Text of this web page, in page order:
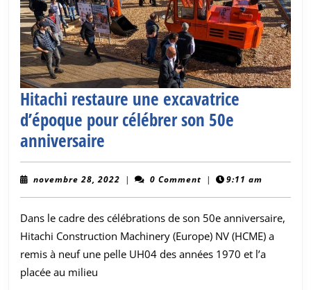
Hitachi restaure une excavatrice
d’époque pour célébrer son 50e
anniversaire
restaure
une
excavatrice
d’époque
pour
célébrer
novembre 28, 2022 novembre
| 0 Comment | 9:11 am
Dans le cadre des célébrations de son 50e anniversaire,
Hitachi Construction Machinery (Europe) NV (HCME) a
remis à neuf une pelle UH04 des années 1970 et l’a
placée au milieu